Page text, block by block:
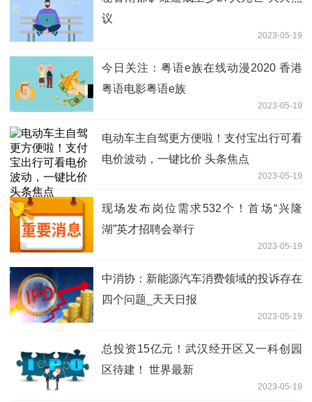
议
2023-05-19
今日关注：粤语e族在线动漫2020 香港
粤语电影粤语e族
2023-05-19
电动车主自驾更方便啦！支付宝出行可看
电价波动，一键比价 头条焦点
2023-05-19
现场发布岗位需求532个！首场“兴隆
湖”英才招聘会举行
2023-05-19
中消协：新能源汽车消费领域的投诉存在
四个问题_天天日报
2023-05-19
总投资15亿元！武汉经开区又一科创园
区待建！ 世界最新
2023-05-19